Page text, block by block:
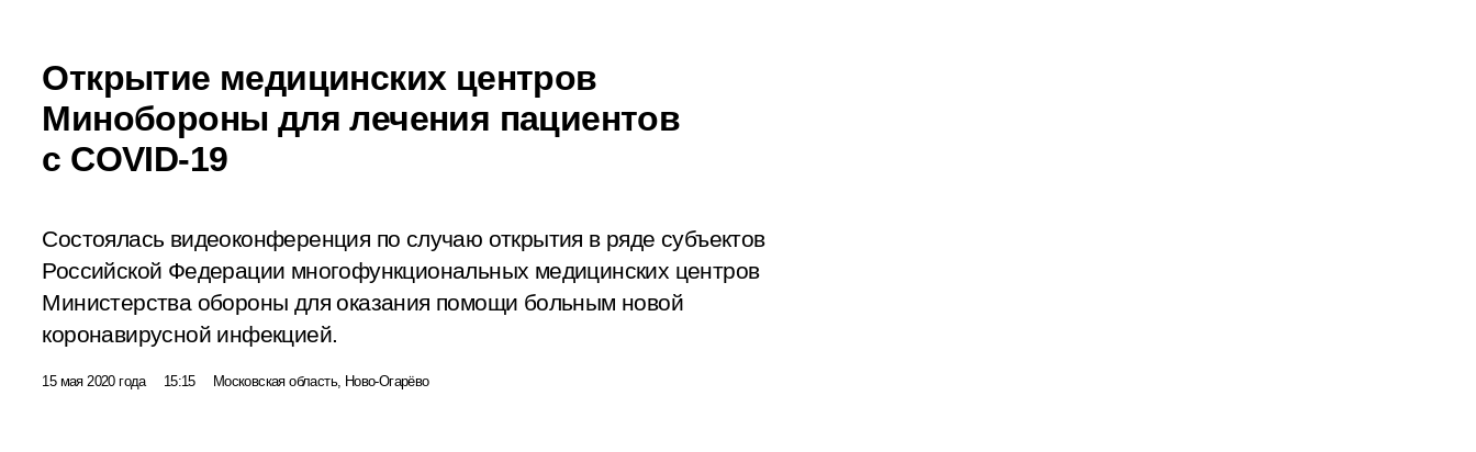
Открытие медицинских центров
Минобороны для лечения пациентов
с COVID-19
Состоялась видеоконференция по случаю открытия в ряде субъектов
Российской Федерации многофункциональных медицинских центров
Министерства обороны для оказания помощи больным новой
коронавирусной инфекцией.
15 мая 2020 года 15:15 Московская область, Ново-Огарёво